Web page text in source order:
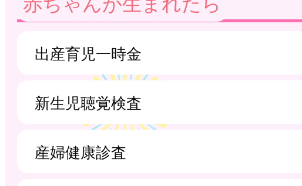
出産育児一時金
新生児聴覚検査
産婦健康診査